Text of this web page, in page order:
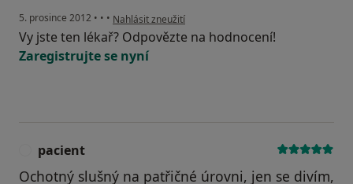
5. prosince 2012 • • • podle názoru uživatele Váš účet byl odstraněn
Nahlásit zneužití
Vy jste ten lékař? Odpovězte na hodnocení!
Zaregistrujte se nyní
pacient
Ochotný slušný na patřičné úrovni, jen se divím,